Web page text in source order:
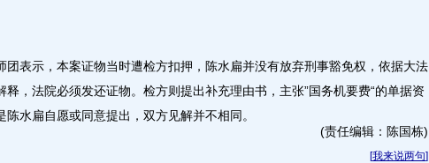
表示，本案证物当时遭检方扣押，陈水扁并没有放弃刑事豁免权，依据大法
释，法院必须发还证物。检方则提出补充理由书，主张”国务机要费“的单据资
陈水扁自愿或同意提出，双方见解并不相同。
(责任编辑：陈国栋)
[我来说两句]